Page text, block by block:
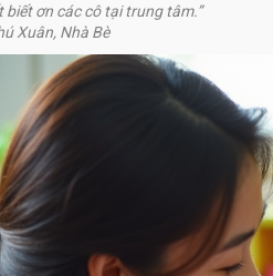
biết ơn các cô tại trung tâm.”
Xuân, Nhà Bè